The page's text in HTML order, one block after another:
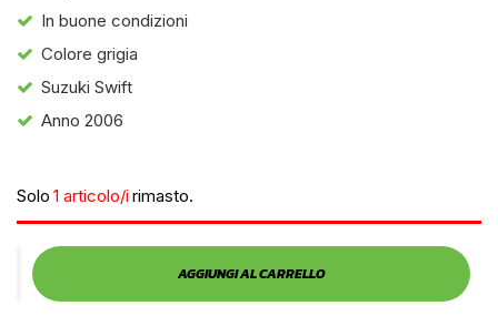
In buone condizioni
Colore grigia
Suzuki Swift
Anno 2006
Solo 1 articolo/i rimasto.
AGGIUNGI AL CARRELLO